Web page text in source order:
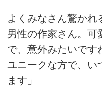
よくみなさん驚かれ
男性の作家さん。可
で、意外みたいです
ユニークな方で、い
ます」